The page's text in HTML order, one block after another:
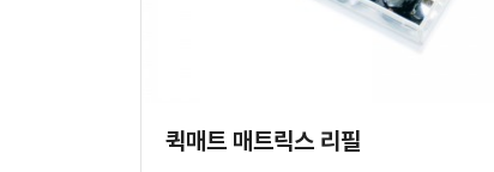
퀵매트 매트릭스 리필